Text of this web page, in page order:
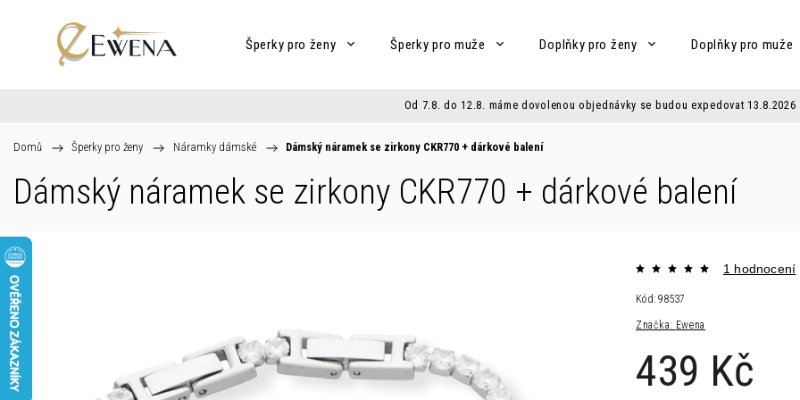
Šperky pro ženy Šperky pro muže Doplňky pro ženy Doplňky pro muže
Od 7.8. do 12.8. máme dovolenou objednávky se budou expedovat 13.8.2026
Domů / Šperky pro ženy / Náramky dámské / Dámský náramek se zirkony CKR770 + dárkové balení
Dámský náramek se zirkony CKR770 + dárkové balení
Značka: Ewena
1 hodnocení
439 Kč
Kód: 98537